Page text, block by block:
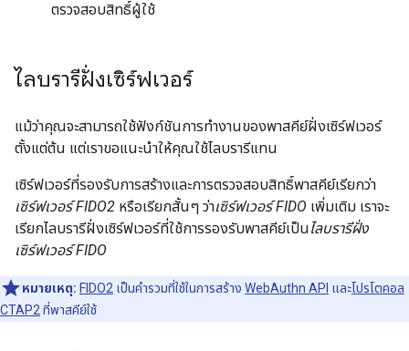
ตรวจสอบสิทธิ์ผู้ใช้
ไลบรารีฝั่งเซิร์ฟเวอร์
แม้ว่าคุณจะสามารถใช้ฟังก์ชันการทำงานของพาสคีย์ฝั่งเซิร์ฟเวอร์
ตั้งแต่ต้น แต่เราขอแนะนำให้คุณใช้ไลบรารีแทน
เซิร์ฟเวอร์ที่รองรับการสร้างและการตรวจสอบสิทธิ์พาสคีย์เรียกว่า
เซิร์ฟเวอร์ FIDO2 หรือเรียกสั้นๆ ว่าเซิร์ฟเวอร์ FIDO เพิ่มเติม เราจะ
เรียกไลบรารีฝั่งเซิร์ฟเวอร์ที่ใช้การรองรับพาสคีย์เป็นไลบรารีฝั่ง
เซิร์ฟเวอร์ FIDO
หมายเหตุ: FIDO2 เป็นคำรวมที่ใช้ในการสร้าง WebAuthn API และโปรโตคอล
CTAP2 ที่พาสคีย์ใช้